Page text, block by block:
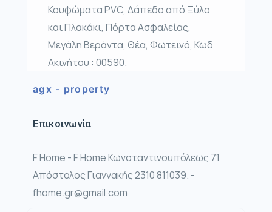
Κουφώματα PVC, Δάπεδο από Ξύλο
και Πλακάκι, Πόρτα Ασφαλείας,
Μεγάλη Βεράντα, Θέα, Φωτεινό, Κωδ
Ακινήτου : 00590.
agx - property
Επικοινωνία
F Home - F Home Κωνσταντινουπόλεως 71
Απόστολος Γιαννακής 2310 811039. -
fhome.gr@gmail.com